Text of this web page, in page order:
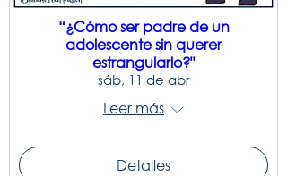
“¿Cómo ser padre de un
adolescente sin querer
estrangularlo?"
sáb, 11 de abr
Leer más
Detalles